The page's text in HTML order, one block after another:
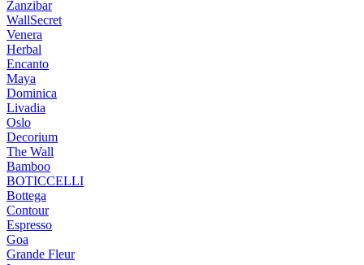
Zanzibar
WallSecret
Venera
Herbal
Encanto
Maya
Dominica
Livadia
Oslo
Decorium
The Wall
Bamboo
BOTICCELLI
Bottega
Contour
Espresso
Goa
Grande Fleur